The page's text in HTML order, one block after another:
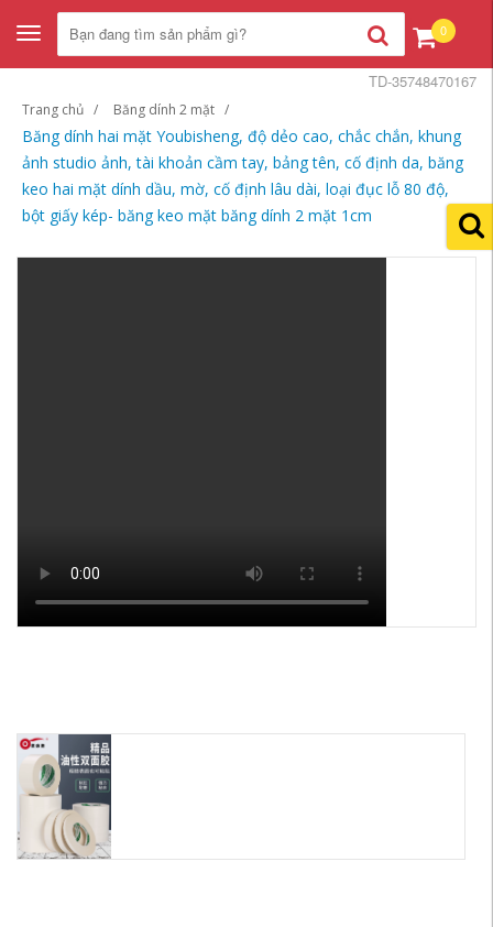
Toggle
navigation
0
Trang chủ Băng dính 2 mặt
Băng dính hai mặt Youbisheng, độ dẻo cao, chắc chắn, khung
ảnh studio ảnh, tài khoản cầm tay, bảng tên, cố định da, băng
keo hai mặt dính dầu, mờ, cố định lâu dài, loại đục lỗ 80 độ,
bột giấy kép- băng keo mặt băng dính 2 mặt 1cm
TD-35748470167